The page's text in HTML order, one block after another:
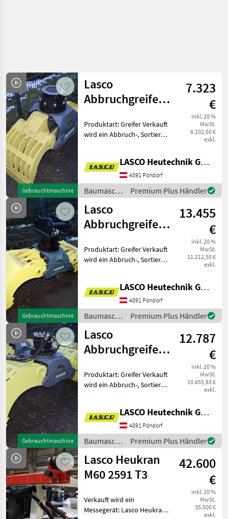
Gebrauchtmaschine
Lasco
Abbruchgreifer,
Steingreifer
7.323
€
inkl. 20 %
MwSt.
6.102,50 €
exkl.
Produktart: Greifer Verkauft
wird ein Abbruch-, Sortier-,
Mietpark. Der Greifer ist in
einem technisch sehr
gutem Zusta
LASCO Heutechnik GmbH
4891 Pöndorf
Baumaschinen
/ Lasco
Premium Plus Händler
Gebrauchtmaschine
Lasco
Abbruchgreifer,
Steingreifer
13.455
€
inkl. 20 %
MwSt.
11.212,50 €
exkl.
Produktart: Greifer Verkauft
wird ein Abbruch-, Sortier-,
unserem Mietpark. Der
Greifer ist in einem
technisch sehr gut
LASCO Heutechnik GmbH
4891 Pöndorf
Baumaschinen
/ Lasco
Premium Plus Händler
Gebrauchtmaschine
Lasco
Abbruchgreifer,
Steingreifer
12.787
€
inkl. 20 %
MwSt.
10.655,83 €
exkl.
Produktart: Greifer Verkauft
wird ein Abbruch-, Sortier-,
Mietpark. Der Greifer ist in
einem technisch sehr
gutem Zustand
LASCO Heutechnik GmbH
4891 Pöndorf
Baumaschinen
/ Lasco
Premium Plus Händler
Lasco Heukran
M60 2591 T3
42.600
€
inkl. 20 %
MwSt.
35.500 €
exkl.
Verkauft wird ein
Messegerät: Lasco Heukran